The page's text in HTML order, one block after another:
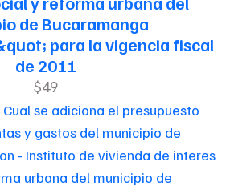
de Bucaramanga
para la vigencia fiscal
de 2011
$49